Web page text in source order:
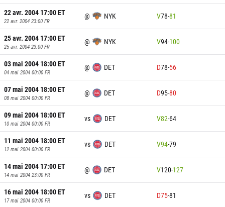
22 avr. 2004 17:00ET
22 avr. 2004 23:00 FR
@ NYK V78-81
25 avr. 2004 17:00ET
25 avr. 2004 23:00 FR
@ NYK V94-100
03 mai 2004 18:00ET
04 mai 2004 00:00 FR
@ DET D78-56
07 mai 2004 18:00ET
08 mai 2004 00:00 FR
@ DET D95-80
09 mai 2004 18:00ET
10 mai 2004 00:00 FR
vs DET V82-64
11 mai 2004 18:00ET
12 mai 2004 00:00 FR
vs DET V94-79
14 mai 2004 17:00ET
14 mai 2004 23:00 FR
@ DET V120-127
16 mai 2004 18:00ET
17 mai 2004 00:00 FR
vs DET D75-81